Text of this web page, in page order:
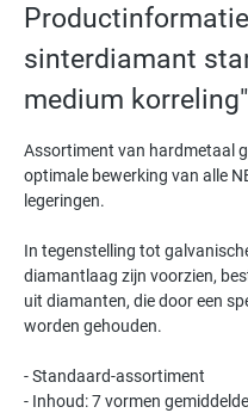
sinterdiamant
medium korreling"
Assortiment van hardmetaal
optimale bewerking van alle
legeringen.
In tegenstelling tot
diamantlaag zijn voorzien,
uit diamanten, die door een
worden gehouden.
- Standaard-assortiment
- Inhoud: 7 vormen